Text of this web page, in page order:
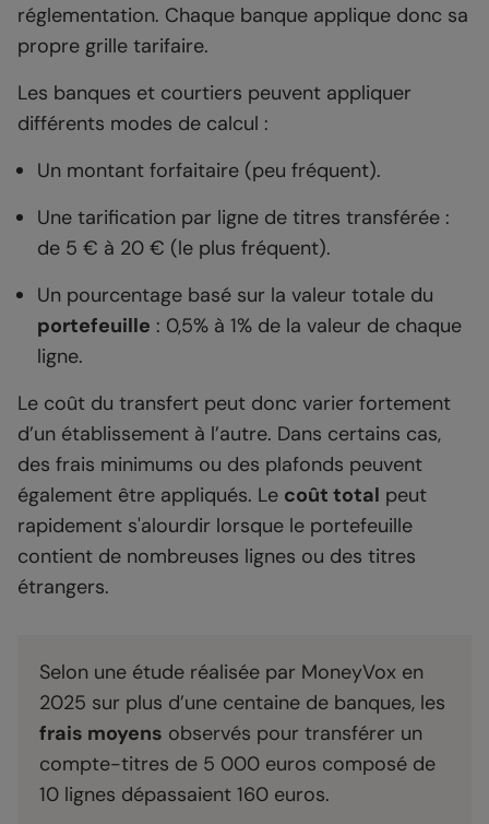
réglementation. Chaque banque applique donc sa
propre grille tarifaire.
Les banques et courtiers peuvent appliquer
différents modes de calcul :
Un montant forfaitaire (peu fréquent).
Une tarification par ligne de titres transférée :
de 5 € à 20 € (le plus fréquent).
Un pourcentage basé sur la valeur totale du
portefeuille : 0,5% à 1% de la valeur de chaque
ligne.
Le coût du transfert peut donc varier fortement
d’un établissement à l’autre. Dans certains cas,
des frais minimums ou des plafonds peuvent
également être appliqués. Le coût total peut
rapidement s'alourdir lorsque le portefeuille
contient de nombreuses lignes ou des titres
étrangers.
Selon une étude réalisée par MoneyVox en
2025 sur plus d’une centaine de banques, les
frais moyens observés pour transférer un
compte-titres de 5 000 euros composé de
10 lignes dépassaient 160 euros.